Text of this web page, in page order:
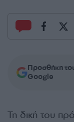
Προσθήκη
Google
Τη δική του